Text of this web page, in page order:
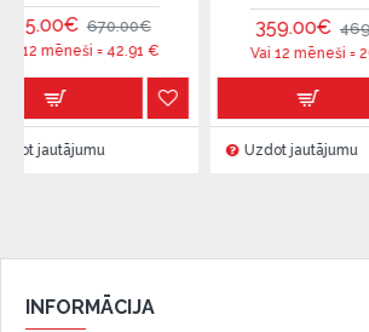
670.00€
=42.91€
469.00€
Vai 12 mēneši =29.91€
Uzdot jautājumu
INFORMĀCIJA